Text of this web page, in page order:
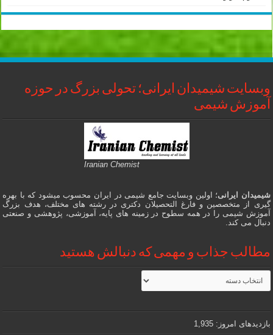
وبسایت شیمیدان ایرانی؛ تحولی بزرگ در حوزه
آموزش شیمی
Iranian Chemist
شیمیدان ایرانی؛ اولین وبسایت جامع شیمی در ایران محسوب میشود که با بهره
گیری از متخصصین و فارغ التحصیلان دکتری در رشته های مختلف، هدف بزرگ
آموزش شیمی را در همه سطوح در زمینه های پایه، آموزشی، پژوهشی و صنعتی
دنبال می کند.
مطالب جذاب و مهمی که دنبالش هستید
مطالب
جذاب
و
که
دنبالش
هستید
بازدیدهای امروز: 1,935